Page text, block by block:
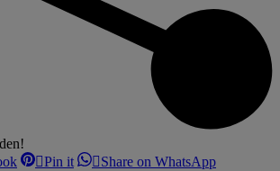
SharePin itShareShare on WhatsAppShare